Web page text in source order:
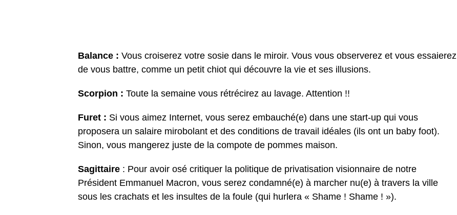
Balance : Vous croiserez votre sosie dans le miroir. Vous vous observerez et vous essaierez
de vous battre, comme un petit chiot qui découvre la vie et ses illusions.
Scorpion : Toute la semaine vous rétrécirez au lavage. Attention !!
Furet : Si vous aimez Internet, vous serez embauché(e) dans une start-up qui vous
proposera un salaire mirobolant et des conditions de travail idéales (ils ont un baby foot).
Sinon, vous mangerez juste de la compote de pommes maison.
Sagittaire : Pour avoir osé critiquer la politique de privatisation visionnaire de notre
Président Emmanuel Macron, vous serez condamné(e) à marcher nu(e) à travers la ville
sous les crachats et les insultes de la foule (qui hurlera « Shame ! Shame ! »).